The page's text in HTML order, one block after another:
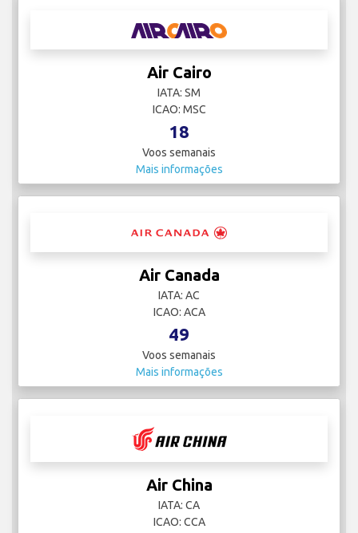
Air Cairo
IATA: SM
ICAO: MSC
18
Voos semanais
Mais informações
Air Canada
IATA: AC
ICAO: ACA
49
Voos semanais
Mais informações
Air China
IATA: CA
ICAO: CCA